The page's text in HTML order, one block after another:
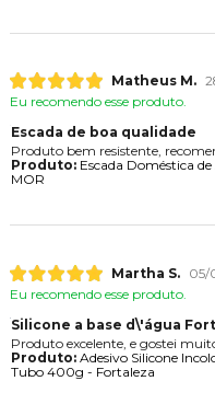
Matheus M.
Eu recomendo esse produto.
Escada de boa qualidade
Produto bem resistente,
Produto:Escada Doméstica
MOR
Martha S.
05/
Eu recomendo esse produto.
Silicone a base d\'água
Produto excelente, e gostei
Produto:Adesivo Silicone
Tubo 400g - Fortaleza